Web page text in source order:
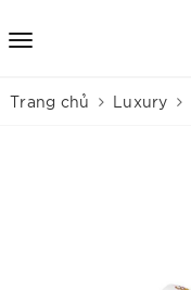
Trang chủ Luxury